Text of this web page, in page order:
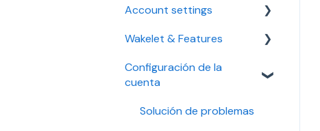
Managing plan, payment
Managing a Workspace
Troubleshooting
Managing a Group
Account settings
Accessibility settings
Setting up your account
Wakelet & Features
Bookmarks
Configuración de la
cuenta
Solución de problemas